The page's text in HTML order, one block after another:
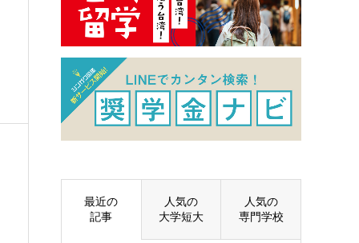
最近の
記事
人気の
大学短大
人気の
専門学校